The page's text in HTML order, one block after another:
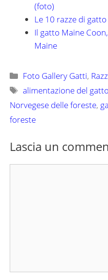
(foto)
Le 10 razze di
Il gatto Maine
Maine
Categorie
Foto Gallery Gatti,
Tag
alimentazione del gatto
Norvegese delle foreste,
foreste
Lascia un